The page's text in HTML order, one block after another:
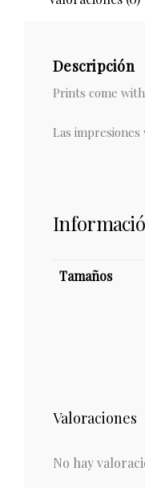
Descripción
Prints come
Las
Tamaños
Valoraciones
No hay